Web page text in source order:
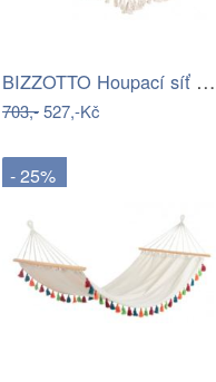
BIZZOTTO Houpací síť ELDORIS světlá…
703,-527,-Kč
- 25%